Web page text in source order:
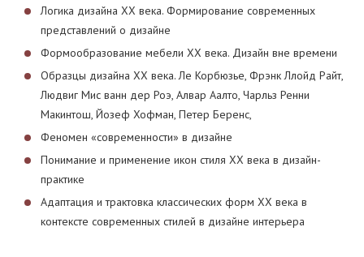
Логика дизайна XX века. Формирование современных
представлений о дизайне
Формообразование мебели XX века. Дизайн вне времени
Образцы дизайна XX века. Ле Корбюзье, Фрэнк Ллойд Райт,
Людвиг Мис ванн дер Роэ, Алвар Аалто, Чарльз Ренни
Макинтош, Йозеф Хофман, Петер Беренс,
Феномен «современности» в дизайне
Понимание и применение икон стиля XX века в дизайн-
практике
Адаптация и трактовка классических форм XX века в
контексте современных стилей в дизайне интерьера